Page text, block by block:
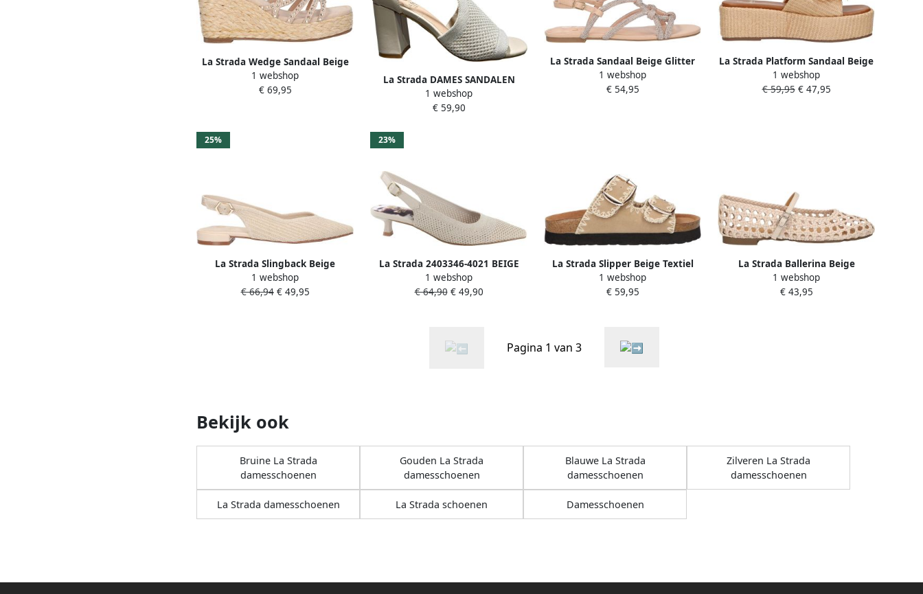
La Strada Wedge Sandaal Beige
Micro Met Steentjes
Damesschoenen
1 webshop
€ 69,95
La Strada DAMES SANDALEN
BEIGE 2502870-4521 BEIGE
SILVER
1 webshop
€ 59,90
La Strada Sandaal Beige Glitter
Synthetisch Damesschoenen
1 webshop
€ 54,95
La Strada Platform Sandaal Beige
Raffia Damesschoenen
1 webshop
€ 59,95€ 47,95
25%
La Strada Slingback Beige
Knitted Damesschoenen
1 webshop
€ 66,94€ 49,95
23%
La Strada 2403346-4021 BEIGE
GOLD KNITTED dames pumps
beige
1 webshop
€ 64,90€ 49,90
La Strada Slipper Beige Textiel
Damesschoenen
1 webshop
€ 59,95
La Strada Ballerina Beige
Synthetisch Damesschoenen
1 webshop
€ 43,95
Pagina 1 van 3
Bekijk ook
Bruine La Strada
damesschoenen
Gouden La Strada
damesschoenen
Blauwe La Strada
damesschoenen
Zilveren La Strada
damesschoenen
La Strada damesschoenen La Strada schoenen Damesschoenen